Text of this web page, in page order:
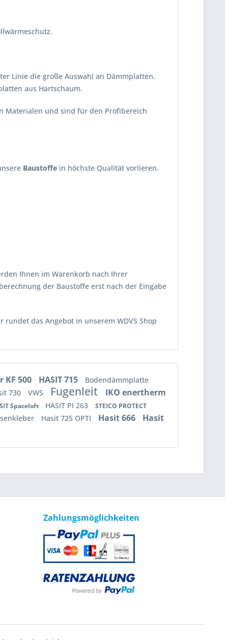
Linie die große Auswahl an Dämmplatten.
aus Hartschaum.
Materialen und sind für den Profibereich
Baustoffe in höchste Qualität vorlieren.
Ihnen im Warenkorb nach Ihrer
der Baustoffe erst nach der Eingabe
das Angebot in unserem WDVS Shop
KF 500 HASIT 715 Bodendämmplatte
730 VWS Fugenleit IKO enertherm
Spaceloft HASIT PI 263 STEICO PROTECT
Hasit 725 OPTI Hasit 666
Hasit
Zahlungsmöglichkeiten